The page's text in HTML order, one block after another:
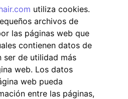
utiliza cookies.
archivos de
las páginas web que
contienen datos de
ser de utilidad más
web. Los datos
web pueda
entre las páginas,